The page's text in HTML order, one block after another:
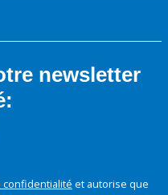
newsletter
confidentialité et autorise que